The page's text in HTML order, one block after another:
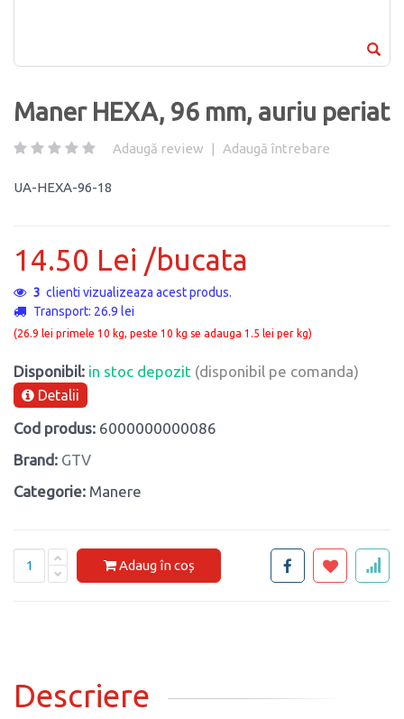
Maner HEXA, 96 mm, auriu periat
Adaugă review | Adaugă întrebare
UA-HEXA-96-18
14.50 Lei /bucata
3 clienti vizualizeaza acest produs.
Transport: 26.9 lei
(26.9 lei primele 10 kg, peste 10 kg se adauga 1.5 lei per kg)
Disponibil: in stoc depozit (disponibil pe comanda)
Detalii
Cod produs: 6000000000086
Brand: GTV
Categorie: Manere
Adaug în coș
Descriere